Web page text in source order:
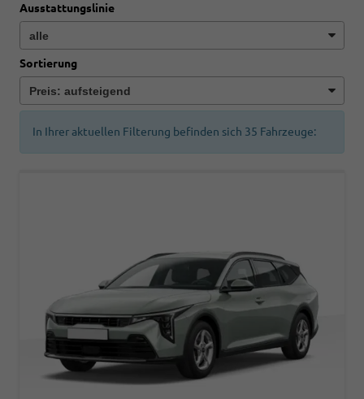
Ausstattungslinie
Sortierung
In Ihrer aktuellen Filterung befinden sich 35 Fahrzeuge: